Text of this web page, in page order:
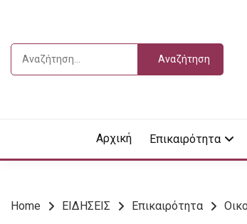
content
Αναζήτηση
Αρχική Επικαιρότητα
Home ΕΙΔΗΣΕΙΣ Επικαιρότητα